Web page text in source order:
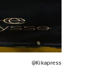
@Kikapress